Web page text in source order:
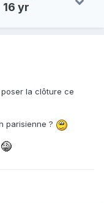
16 yr
la clôture ce
parisienne ?